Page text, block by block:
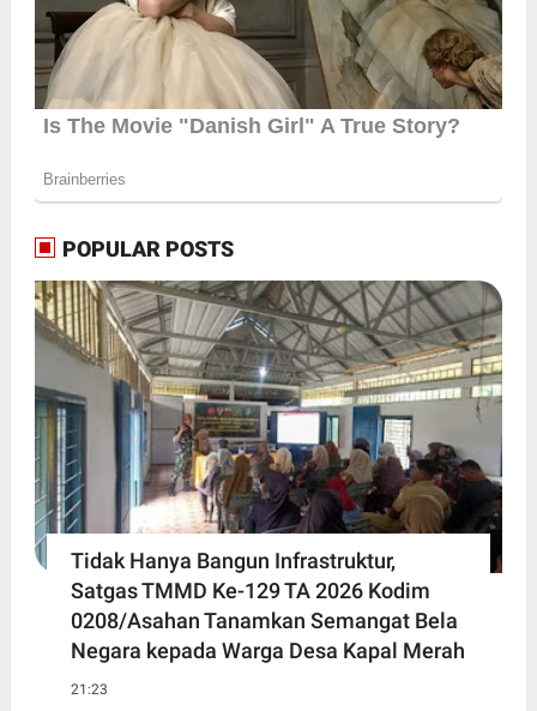
POPULAR POSTS
Tidak Hanya Bangun Infrastruktur,
Satgas TMMD Ke-129 TA 2026 Kodim
0208/Asahan Tanamkan Semangat Bela
Negara kepada Warga Desa Kapal Merah
21:23